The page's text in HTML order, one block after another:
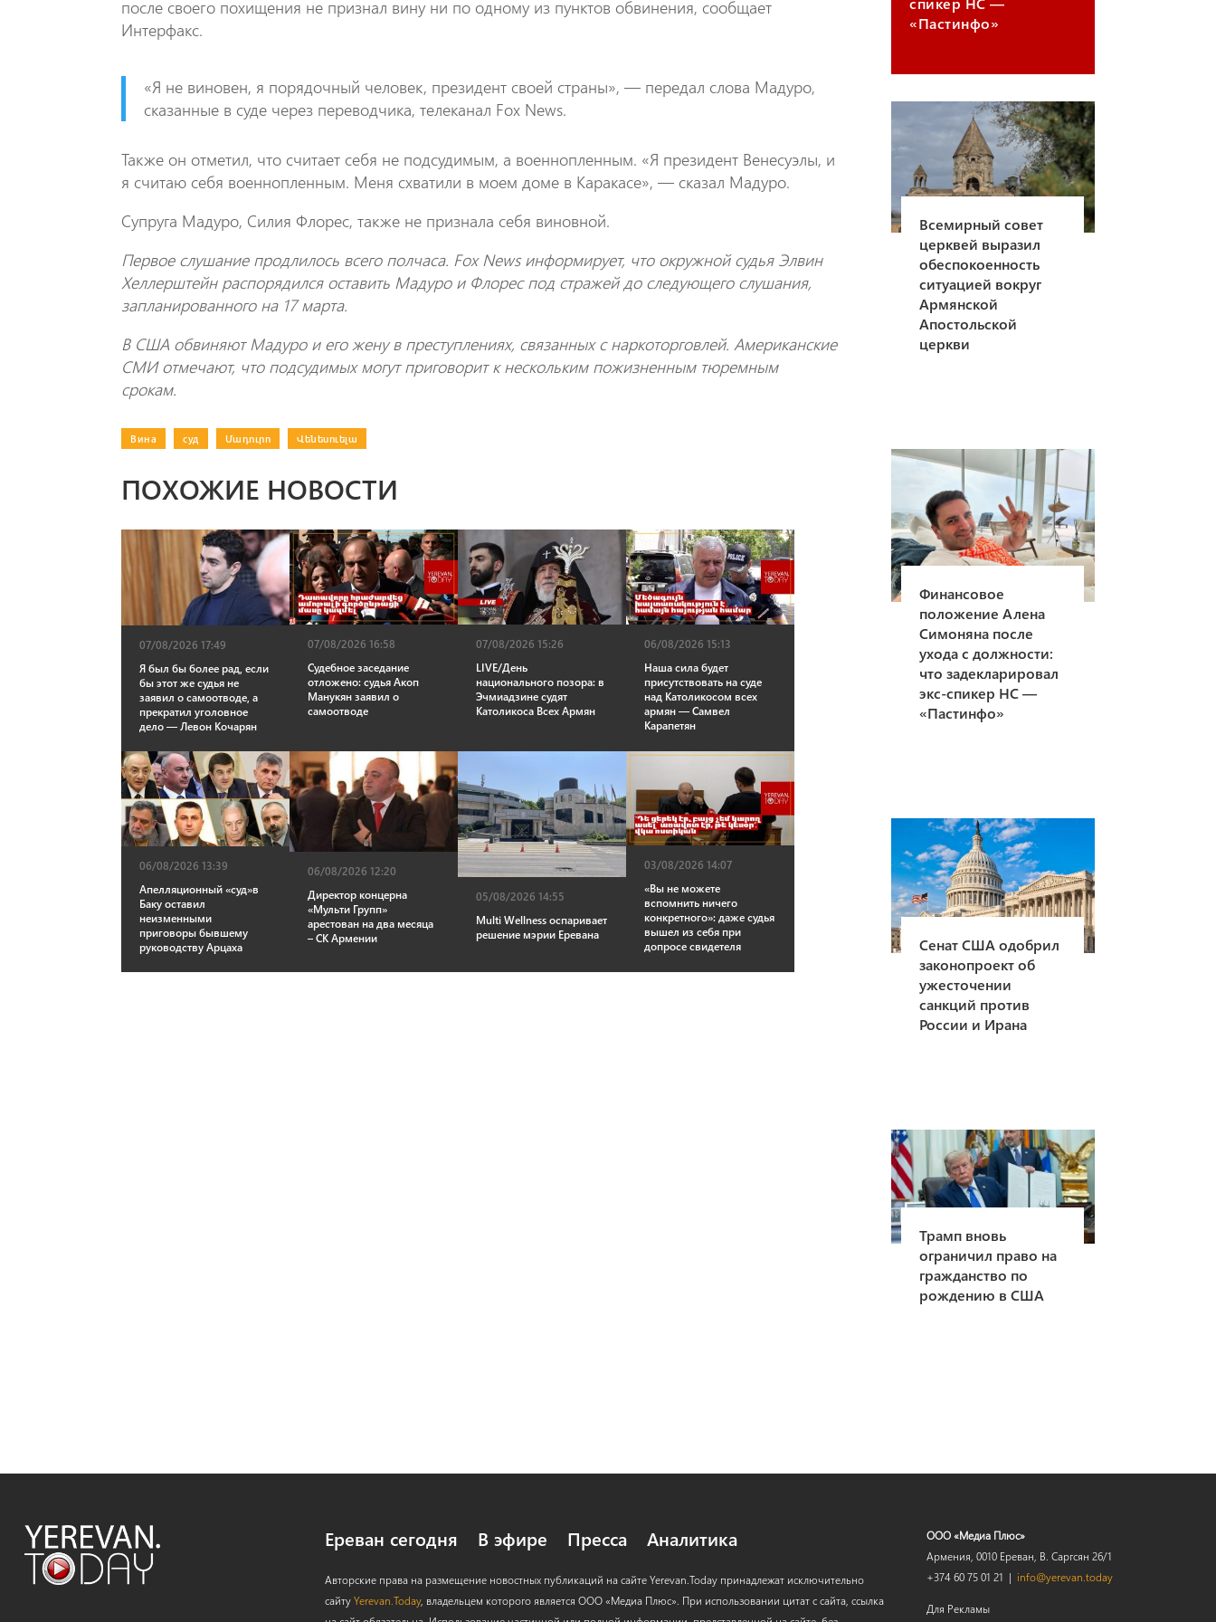
после своего похищения не признал вину ни по одному из пунктов обвинения, сообщает
Интерфакс.
«Я не виновен, я порядочный человек, президент своей страны», — передал слова Мадуро,
сказанные в суде через переводчика, телеканал Fox News.
Также он отметил, что считает себя не подсудимым, а военнопленным. «Я президент Венесуэлы, и
я считаю себя военнопленным. Меня схватили в моем доме в Каракасе», — сказал Мадуро.
Супруга Мадуро, Силия Флорес, также не признала себя виновной.
Первое слушание продлилось всего полчаса. Fox News информирует, что окружной судья Элвин
Хеллерштейн распорядился оставить Мадуро и Флорес под стражей до следующего слушания,
запланированного на 17 марта.
В США обвиняют Мадуро и его жену в преступлениях, связанных с наркоторговлей. Американские
СМИ отмечают, что подсудимых могут приговорит к нескольким пожизненным тюремным
срокам.
Вина суд Մադուրո Վենեսուելա
ПОХОЖИЕ НОВОСТИ
07/08/2026 17:49
Я был бы более рад, если
бы этот же судья не
заявил о самоотводе, а
прекратил уголовное
дело — Левон Кочарян
07/08/2026 16:58
Судебное заседание
отложено: судья Акоп
Манукян заявил о
самоотводе
07/08/2026 15:26
LIVE/День
национального позора: в
Эчмиадзине судят
Католикоса Всех Армян
06/08/2026 15:13
Наша сила будет
присутствовать на суде
над Католикосом всех
армян — Самвел
Карапетян
06/08/2026 13:39
Апелляционный «суд»в
Баку оставил
неизменными
приговоры бывшему
руководству Арцаха
06/08/2026 12:20
Директор концерна
«Мульти Групп»
арестован на два месяца
– СК Армении
05/08/2026 14:55
Multi Wellness оспаривает
решение мэрии Еревана
03/08/2026 14:07
«Вы не можете
вспомнить ничего
конкретного»: даже судья
вышел из себя при
допросе свидетеля
«Пастинфо»
Всемирный совет
церквей выразил
обеспокоенность
ситуацией вокруг
Армянской
Апостольской
церкви
Финансовое
положение Алена
Симоняна после
ухода с должности:
что задекларировал
экс-спикер НС —
«Пастинфо»
Сенат США одобрил
законопроект об
ужесточении
санкций против
России и Ирана
Трамп вновь
ограничил право на
гражданство по
рождению в США
Ереван сегодня В эфире Пресса Аналитика
Авторские права на размещение новостных публикаций на сайте Yerevan.Today принадлежат исключительно
сайтуYerevan.Today, владельцем которого является ООО «Медиа Плюс». При использовании цитат с сайта, ссылка
ООО «Медиа Плюс»
Армения, 0010 Ереван, В. Саргсян 26/1
+374 60 75 01 21 | info@yerevan.today
Для Рекламы